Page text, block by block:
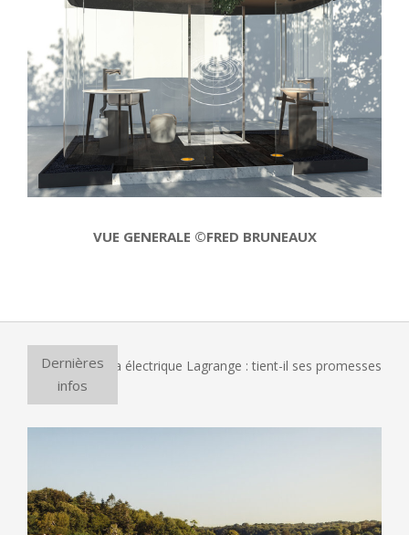
VUE GENERALE ©FRED BRUNEAUX
01-
16
Dernières
infos
four à pizza électrique Lagrange : tient-il ses promesses ?